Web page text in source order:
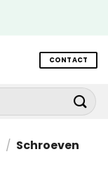
CONTACT
/ Schroeven